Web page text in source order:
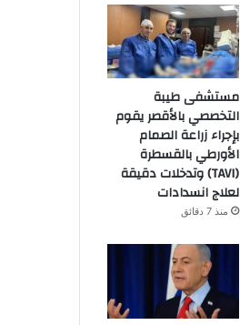
مستشفى طيبة
التخصصي بالأقصر يقوم
بإجراء زراعة الصمام
الأورطي بالقسطرة
(TAVI) وتدخلات دقيقة
لعلاج انسدادات
منذ 7 دقائق